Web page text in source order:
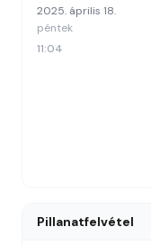
2025. április 18.
péntek
11:04
Pillanatfelvétel